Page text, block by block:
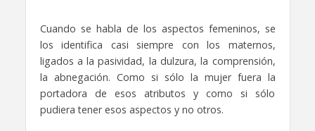
Cuando se habla de los aspectos femeninos, se
los identifica casi siempre con los maternos,
ligados a la pasividad, la dulzura, la comprensión,
la abnegación. Como si sólo la mujer fuera la
portadora de esos atributos y como si sólo
pudiera tener esos aspectos y no otros.